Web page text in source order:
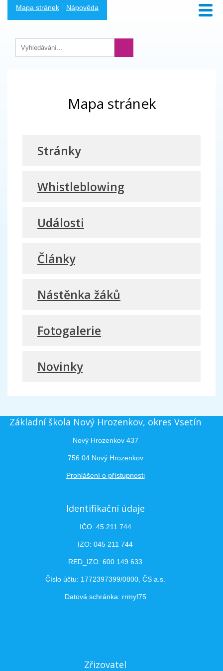
Mapa stránek Nápověda
Mapa stránek
Stránky
Whistleblowing
Události
Články
Nástěnka žáků
Fotogalerie
Novinky
Základní škola Nový Hrozenkov, okres Vsetín
Nový Hrozenkov 437
756 04 Nový Hrozenkov
Prohlášení o přístupnosti
Identifikační údaje
IČO: 45 211 744
IZO: 045 211 744
RED_IZO: 600 149 633
Číslo účtu: 1772397399/0800, ČS a.s.
Datová schránka: rrmyf75
Zřizovatel